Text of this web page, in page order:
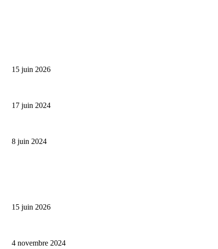
15 juin 2026
17 juin 2024
8 juin 2024
15 juin 2026
4 novembre 2024